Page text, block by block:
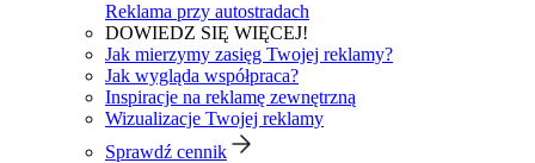
Reklama przy autostradach
DOWIEDZ SIĘ WIĘCEJ!
Jak mierzymy zasięg Twojej reklamy?
Jak wygląda współpraca?
Inspiracje na reklamę zewnętrzną
Wizualizacje Twojej reklamy
Sprawdź cennik